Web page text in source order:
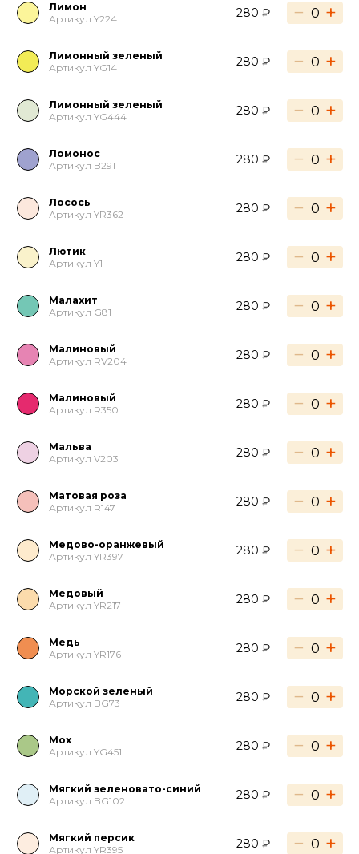
Лимон
Артикул Y224
280 ₽ − +
Лимонный зеленый
Артикул YG14
280 ₽ − +
Лимонный зеленый
Артикул YG444
280 ₽ − +
Ломонос
Артикул B291
280 ₽ − +
Лосось
Артикул YR362
280 ₽ − +
Лютик
Артикул Y1
280 ₽ − +
Малахит
Артикул G81
280 ₽ − +
Малиновый
Артикул RV204
280 ₽ − +
Малиновый
Артикул R350
280 ₽ − +
Мальва
Артикул V203
280 ₽ − +
Матовая роза
Артикул R147
280 ₽ − +
Медово-оранжевый
Артикул YR397
280 ₽ − +
Медовый
Артикул YR217
280 ₽ − +
Медь
Артикул YR176
280 ₽ − +
Морской зеленый
Артикул BG73
280 ₽ − +
Мох
Артикул YG451
280 ₽ − +
Мягкий зеленовато-синий
Артикул BG102
280 ₽ − +
Мягкий персик
Артикул YR395
280 ₽ − +